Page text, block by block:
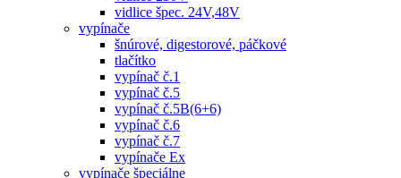
vidlice špec. 24V,48V
vypínače
šnúrové, digestorové, páčkové
tlačítko
vypínač č.1
vypínač č.5
vypínač č.5B(6+6)
vypínač č.6
vypínač č.7
vypínače Ex
vypínače špeciálne